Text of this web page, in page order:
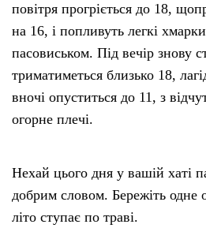
повітря прогріється до 18,
на 16, і попливуть легкі
пасовиськом. Під вечір знову
триматиметься близько 18,
вночі опуститься до 11, з
огорне плечі.
Нехай цього дня у вашій хаті
добрим словом. Бережіть одне
літо ступає по траві.